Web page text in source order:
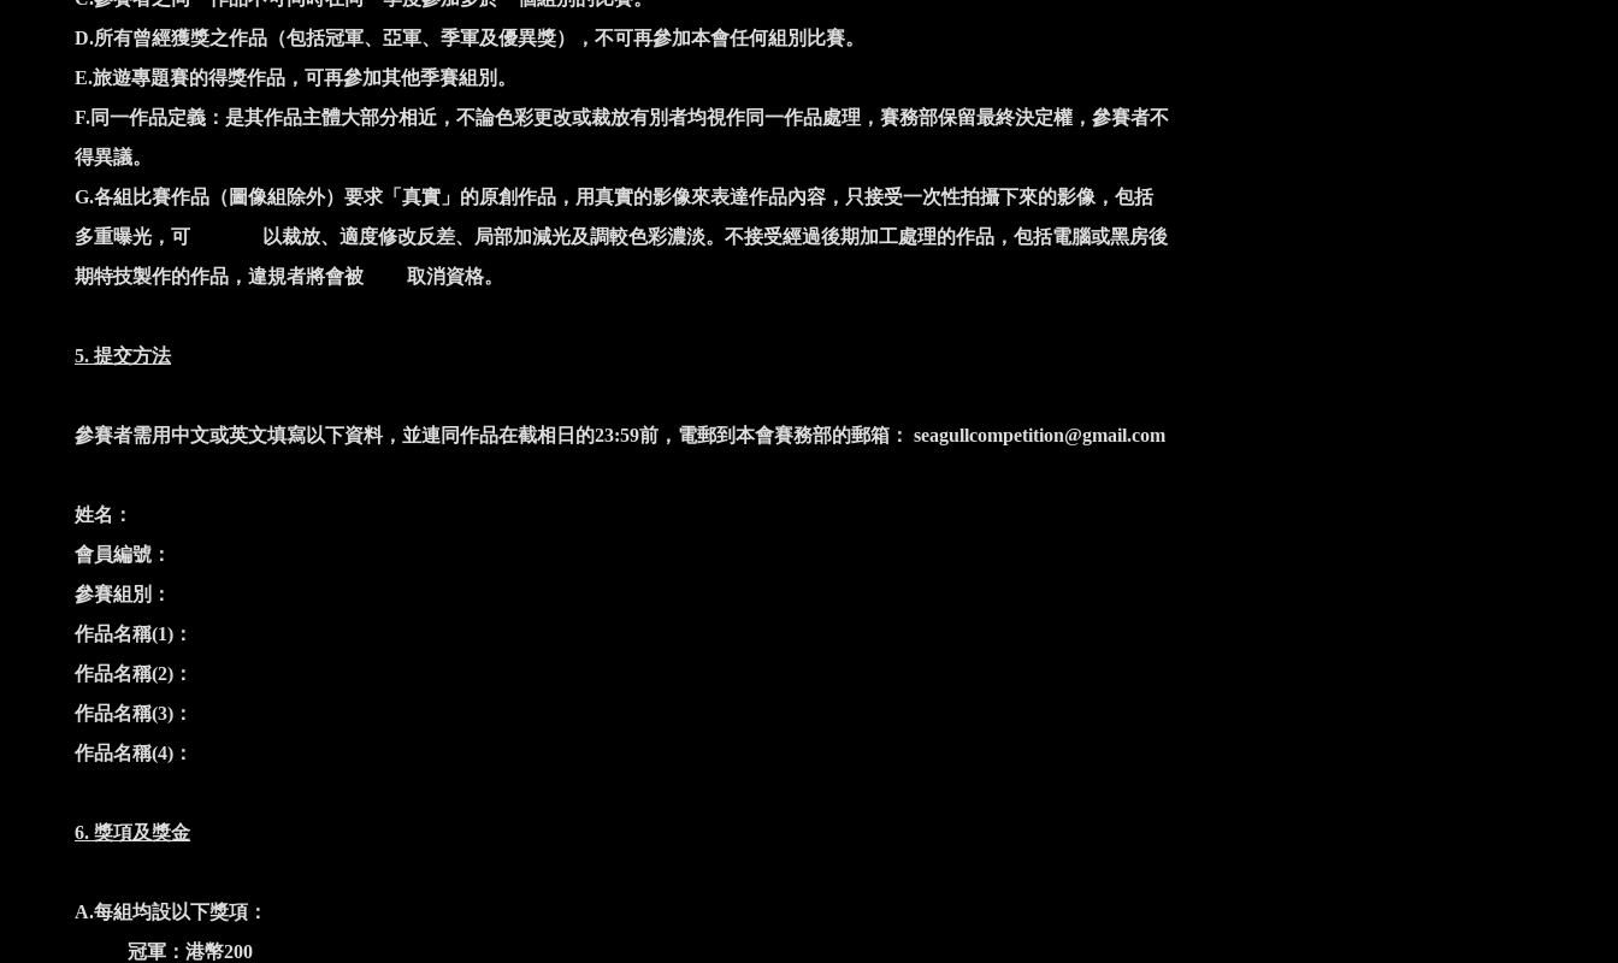
D.所有曾經獲獎之作品（包括冠軍、亞軍、季軍及優異獎），不可再參加本會任何組別比賽。
E.旅遊專題賽的得獎作品，可再參加其他季賽組別。
F.同一作品定義：是其作品主體大部分相近，不論色彩更改或裁放有別者均視作同一作品處理，賽務部保留最終決定權，參賽者不
得異議。
G.各組比賽作品（圖像組除外）要求「真實」的原創作品，用真實的影像來表達作品內容，只接受一次性拍攝下來的影像，包括
多重曝光，可 以裁放、適度修改反差、局部加減光及調較色彩濃淡。不接受經過後期加工處理的作品，包括電腦或黑房後
期特技製作的作品，違規者將會被 取消資格。
5. 提交方法
參賽者需用中文或英文填寫以下資料，並連同作品在截相日的23:59前，電郵到本會賽務部的郵箱： seagullcompetition@gmail.com
姓名：
會員編號：
參賽組別：
作品名稱(1) ：
作品名稱(2) ：
作品名稱(3) ：
作品名稱(4) ：
6. 獎項及獎金
A.每組均設以下獎項：
冠軍：港幣200